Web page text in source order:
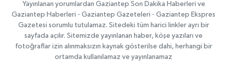
Yayınlanan yorumlardan Gaziantep Son Dakika Haberleri ve
Gaziantep Haberleri - Gaziantep Gazeteleri - Gaziantep Ekspres
Gazetesi sorumlu tutulamaz. Sitedeki tüm harici linkler ayrı bir
sayfada açılır. Sitemizde yayınlanan haber, köşe yazıları ve
fotoğraflar izin alınmaksızın kaynak gösterilse dahi, herhangi bir
ortamda kullanılamaz ve yayınlanamaz